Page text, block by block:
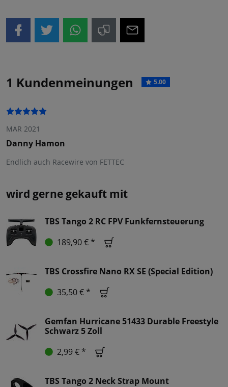
1 Kundenmeinungen 5.00
MAR 2021
Danny Hamon
Endlich auch Racewire von FETTEC
wird gerne gekauft mit
TBS Tango 2 RC FPV Funkfernsteuerung
189,90 € *
TBS Crossfire Nano RX SE (Special Edition)
35,50 € *
Gemfan Hurricane 51433 Durable Freestyle
Schwarz 5 Zoll
2,99 € *
TBS Tango 2 Neck Strap Mount